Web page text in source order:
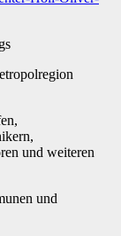
und weiteren
und